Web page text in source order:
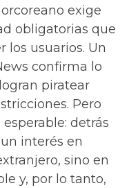
exige
obligatorias que
los usuarios. Un
confirma lo
piratear
Pero
detrás
interés en
sino en
y, por lo tanto,